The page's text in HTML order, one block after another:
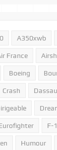
A350xwb
France
Boeing
Crash
F-
Humour